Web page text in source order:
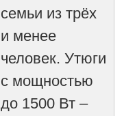
семьи из трёх
и менее
человек. Утюги
с мощностью
до 1500 Вт –